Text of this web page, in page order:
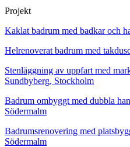
Projekt
Kaklat badrum med badkar och
Helrenoverat badrum med
Stenläggning av uppfart med
Sundbyberg, Stockholm
Badrum ombyggt med dubbla
Södermalm
Badrumsrenovering med
Södermalm